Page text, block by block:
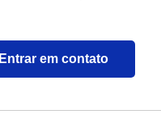
Entrar em contato